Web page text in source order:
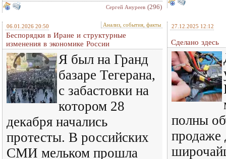
Сергей Ануреев (296)
06.01.2026 20:50 Анализ, события, факты
Беспорядки в Иране и структурные
изменения в экономике России
Я был на Гранд
базаре Тегерана,
с забастовки на
котором 28
декабря начались
протесты. В российских
СМИ мельком прошла
27.12.2025 12:12
Сделано здесь
полны
продаже